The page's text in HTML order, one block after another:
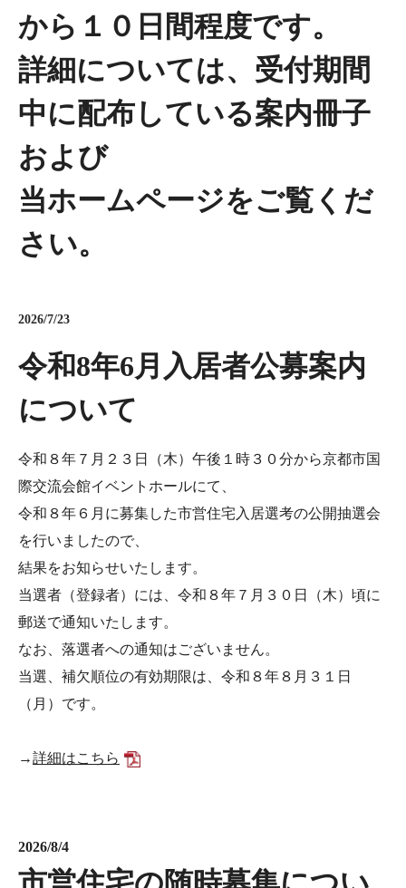
から１０日間程度です。
詳細については、受付期間
中に配布している案内冊子
および
当ホームページをご覧くだ
さい。
2026/7/23
令和8年6月入居者公募案内
について
令和８年７月２３日（木）午後１時３０分から京都市国
際交流会館イベントホールにて、
令和８年６月に募集した市営住宅入居選考の公開抽選会
を行いましたので、
結果をお知らせいたします。
当選者（登録者）には、令和８年７月３０日（木）頃に
郵送で通知いたします。
なお、落選者への通知はございません。
当選、補欠順位の有効期限は、令和８年８月３１日
（月）です。
→詳細はこちら
2026/8/4